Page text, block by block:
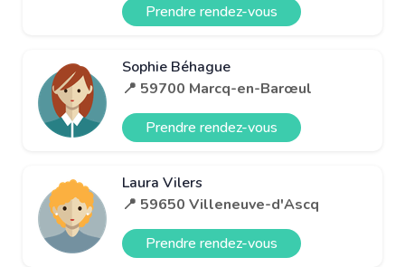
Prendre rendez-vous
Sophie Béhague
📍 59700 Marcq-en-Barœul
Prendre rendez-vous
Laura Vilers
📍 59650 Villeneuve-d'Ascq
Prendre rendez-vous